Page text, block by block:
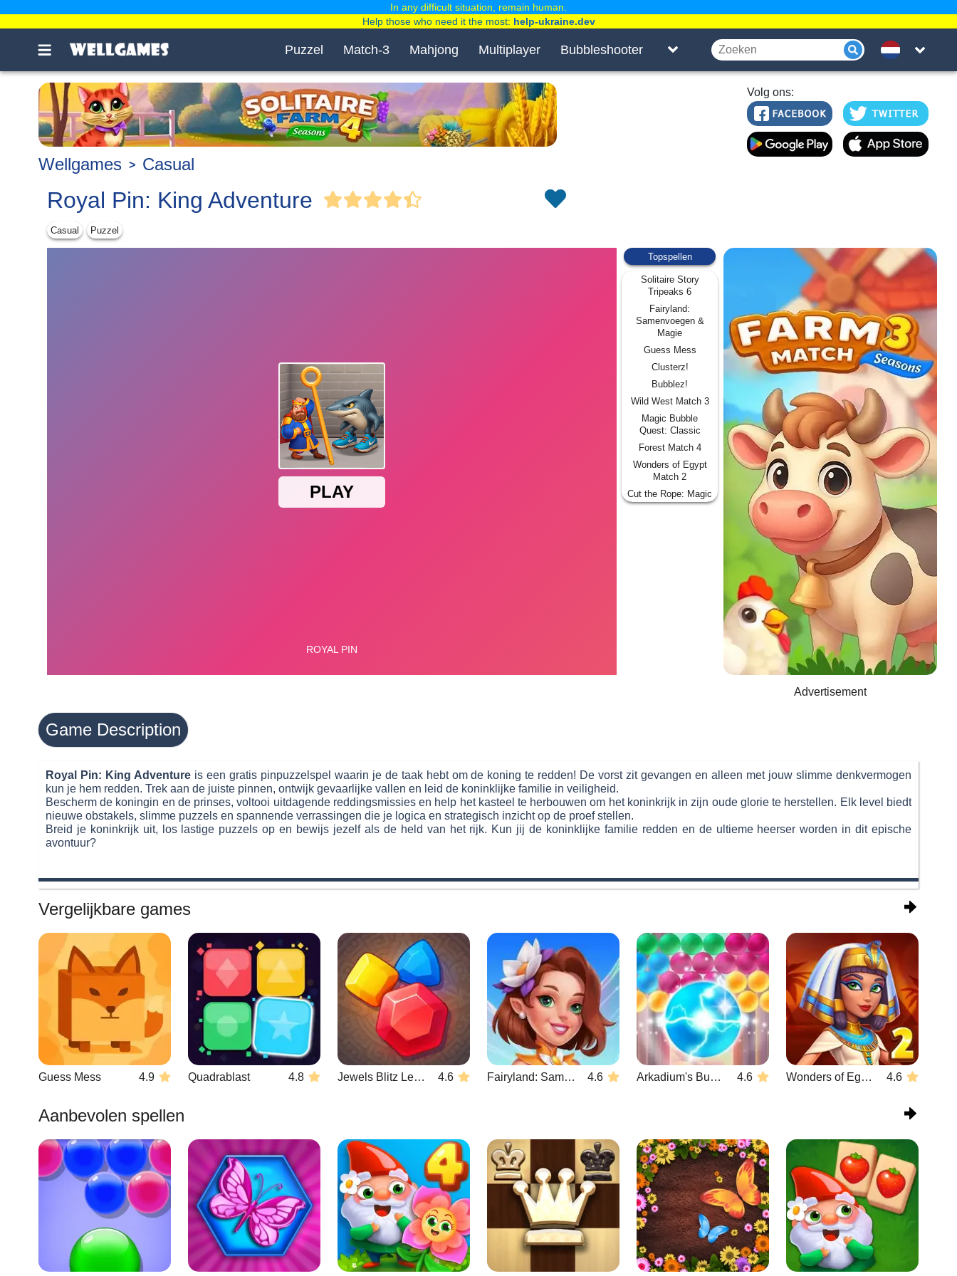
Puzzel Match-3 Mahjong Multiplayer Bubbleshooter
Volg ons:
Wellgames Casual
Royal Pin: King Adventure
Casual Puzzel
Topspellen
Solitaire Story
Tripeaks 6
Fairyland:
Samenvoegen &
Magie
Guess Mess
Clusterz!
Bubblez!
Wild West Match 3
Magic Bubble
Quest: Classic
Forest Match 4
Wonders of Egypt
Match 2
Cut the Rope: Magic
Advertisement
Game Description
Royal Pin: King Adventureis een gratis pinpuzzelspel waarin je de taak hebt om de koning te redden! De vorst zit gevangen en alleen met jouw slimme denkvermogen
kun je hem redden. Trek aan de juiste pinnen, ontwijk gevaarlijke vallen en leid de koninklijke familie in veiligheid.
Bescherm de koningin en de prinses, voltooi uitdagende reddingsmissies en help het kasteel te herbouwen om het koninkrijk in zijn oude glorie te herstellen. Elk level biedt
nieuwe obstakels, slimme puzzels en spannende verrassingen die je logica en strategisch inzicht op de proef stellen.
Breid je koninkrijk uit, los lastige puzzels op en bewijs jezelf als de held van het rijk. Kun jij de koninklijke familie redden en de ultieme heerser worden in dit epische
avontuur?
Vergelijkbare games
Guess Mess 4.9 Quadrablast 4.8 Jewels Blitz Legends 4.6 Fairyland: Samenvoegen & Magie 4.6 Arkadium's Bubble Shooter 4.6 Wonders of Egypt Match 2 4.6
Aanbevolen spellen
In any difficult situation, remain human.
Help those who need it the most: help-ukraine.dev